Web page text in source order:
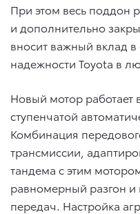
При этом весь
и дополнительно
вносит важный вклад
надежности Toyota в
Новый мотор
ступенчатой
Комбинация
трансмиссии,
тандема с этим
равномерный разгон
передач. Настройка